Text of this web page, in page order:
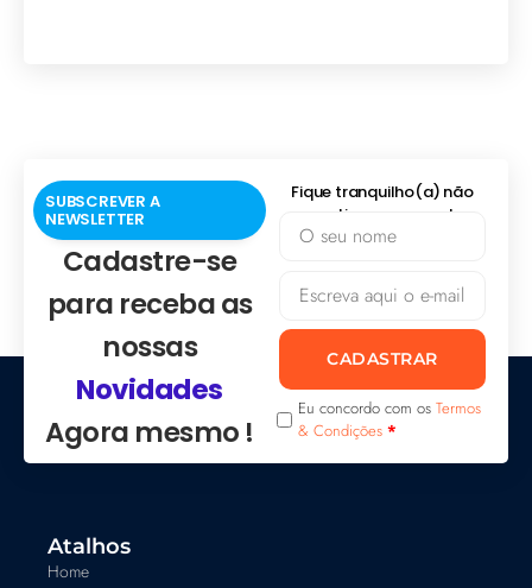
SUBSCREVER A
NEWSLETTER
Cadastre-se
para receba as
nossas
Novidades
Agora mesmo !
Fique tranquilho(a) não
praticamos spam!
CADASTRAR
Eu concordo com os Termos
& Condições *
Atalhos
Home